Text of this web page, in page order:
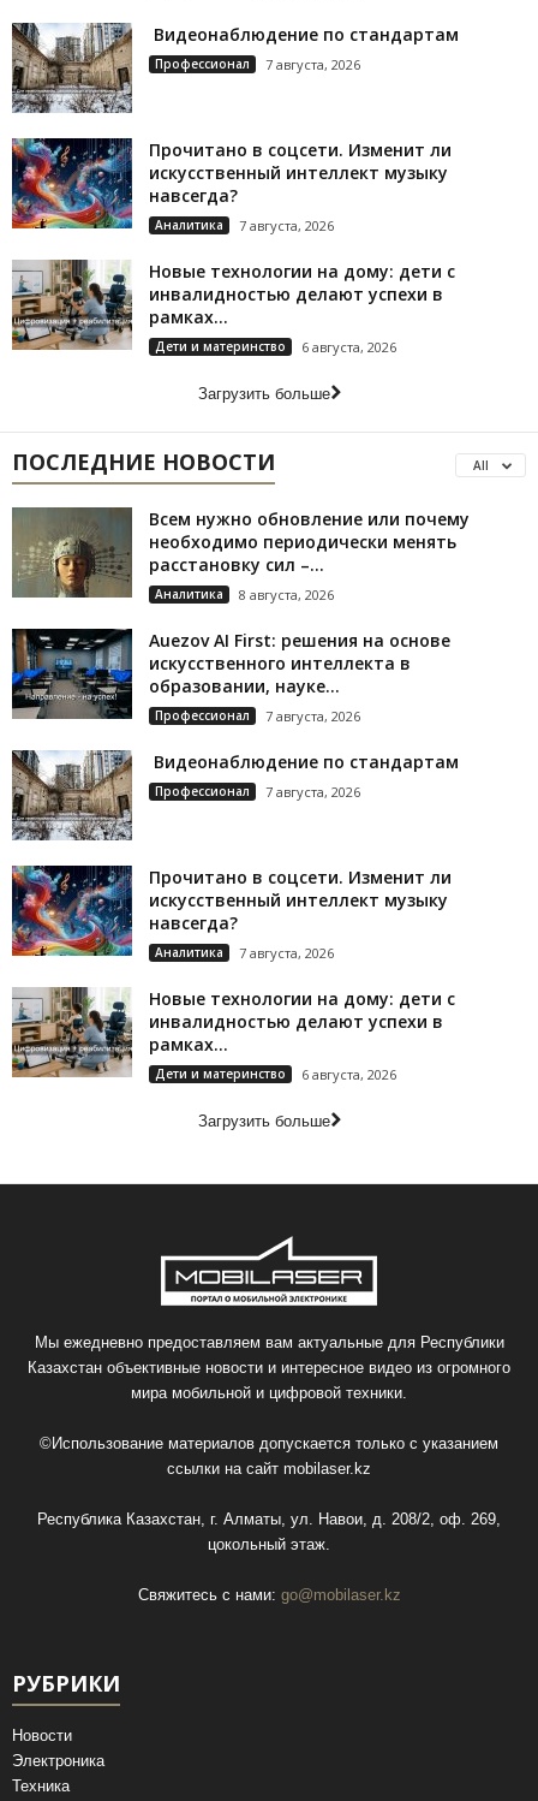
Видеонаблюдение по стандартам
Профессионал 7 августа, 2026
Прочитано в соцсети. Изменит ли
искусственный интеллект музыку
навсегда?
Аналитика 7 августа, 2026
Новые технологии на дому: дети с
инвалидностью делают успехи в
рамках...
Дети и материнство 6 августа, 2026
Загрузить больше
ПОСЛЕДНИЕ НОВОСТИ All
Всем нужно обновление или почему
необходимо периодически менять
расстановку сил –...
Аналитика 8 августа, 2026
Auezov AI First: решения на основе
искусственного интеллекта в
образовании, науке...
Профессионал 7 августа, 2026
Видеонаблюдение по стандартам
Профессионал 7 августа, 2026
Прочитано в соцсети. Изменит ли
искусственный интеллект музыку
навсегда?
Аналитика 7 августа, 2026
Новые технологии на дому: дети с
инвалидностью делают успехи в
рамках...
Дети и материнство 6 августа, 2026
Загрузить больше
Мы ежедневно предоставляем вам актуальные для Республики
Казахстан объективные новости и интересное видео из огромного
мира мобильной и цифровой техники.
©Использование материалов допускается только с указанием
ссылки на сайт mobilaser.kz
Республика Казахстан, г. Алматы, ул. Навои, д. 208/2, оф. 269,
цокольный этаж.
Свяжитесь с нами: go@mobilaser.kz
РУБРИКИ
Новости
Электроника
Техника